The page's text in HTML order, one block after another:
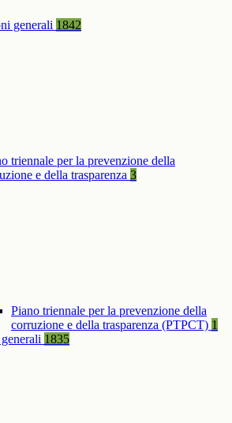
generali 1842
triennale per la prevenzione della
e della trasparenza 3
Piano triennale per la prevenzione della
corruzione e della trasparenza (PTPCT) 1
1835